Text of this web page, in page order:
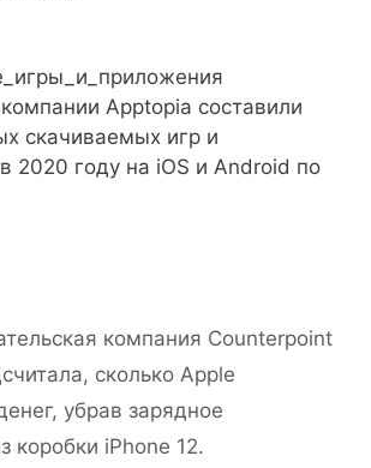
компания Counterpoint
сколько Apple
убрав зарядное
коробки iPhone 12.